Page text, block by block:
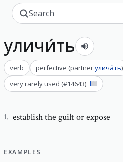
уличи́ть
verb perfective (partnerулича́ть)
very rarely used (#14643)
1. establish the guilt or expose
EXAMPLES